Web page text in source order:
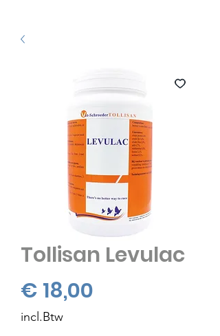
Tollisan Levulac
€ 18,00
incl.Btw